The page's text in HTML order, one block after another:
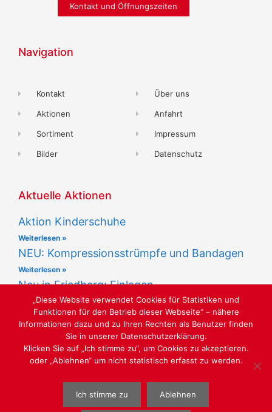
Kontakt und Öffnungszeiten
Navigation
Kontakt
Aktionen
Sortiment
Bilder
Über uns
Anfahrt
Impressum
Datenschutz
Aktuelle Aktionen
Aktion Kinderschuhe
Weiterlesen »
NEU: Kompressionsstrümpfe und Bandagen
Weiterlesen »
Neu in Friedberg: Einlagen
Weiterlesen »
WEBGESTALTUNGWWW.SABU-VERBUNDGRUPPE.DE
GMBH
„Diese Website verwendet Cookies für Statistiken und
Funktionen für den Betrieb dieser Webseite“ – nähere
Informationen dazu und zu Ihren Rechten als Benutzer finden
Sie in unserer Datenschutzerklärung.
Klicken Sie auf „Ich stimme zu“, um Cookies zu akzeptieren.
oder „Ablehnen“ um nicht statistisch erfasst zu werden.
Ich stimme zu Ablehnen